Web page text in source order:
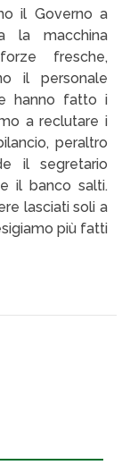
il Governo a
la macchina
fresche,
il personale
hanno fatto i
a reclutare i
peraltro
il segretario
il banco salti.
lasciati soli a
più fatti